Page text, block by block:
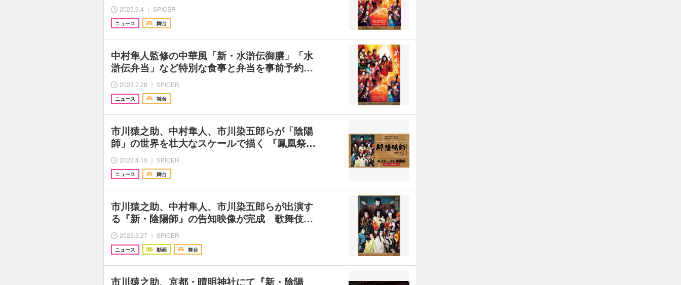
2023.9.4 ｜ SPICER
ニュース 舞台
中村隼人監修の中華風「新・水滸伝御膳」「水
滸伝弁当」など特別な食事と弁当を事前予約…
2023.7.28 ｜ SPICER
ニュース 舞台
市川猿之助、中村隼人、市川染五郎らが「陰陽
師」の世界を壮大なスケールで描く 『鳳凰祭…
2023.4.10 ｜ SPICER
ニュース 舞台
市川猿之助、中村隼人、市川染五郎らが出演す
る『新・陰陽師』の告知映像が完成 歌舞伎…
2023.3.27 ｜ SPICER
ニュース 動画 舞台
市川猿之助、京都・晴明神社にて『新・陰陽